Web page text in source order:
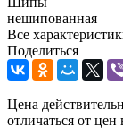
нешипованная
Все
Поделиться
Цена
отличаться от